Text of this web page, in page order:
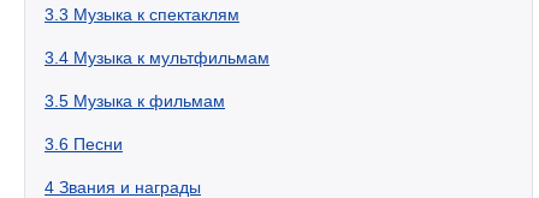
3.3 Музыка к спектаклям
3.4 Музыка к мультфильмам
3.5 Музыка к фильмам
3.6 Песни
4 Звания и награды